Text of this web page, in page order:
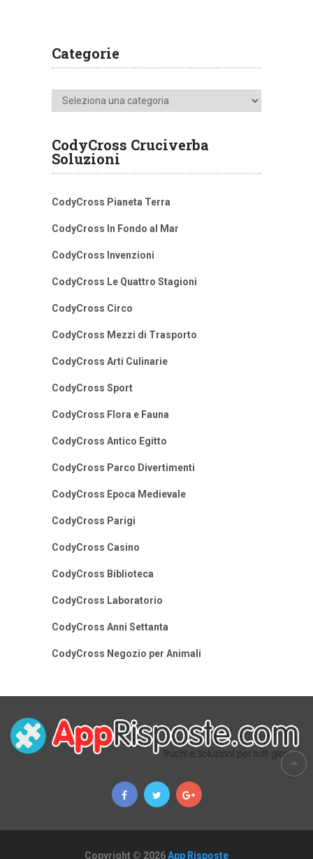
Categorie
Categorie
CodyCross Cruciverba
Soluzioni
CodyCross Pianeta Terra
CodyCross In Fondo al Mar
CodyCross Invenzioni
CodyCross Le Quattro Stagioni
CodyCross Circo
CodyCross Mezzi di Trasporto
CodyCross Arti Culinarie
CodyCross Sport
CodyCross Flora e Fauna
CodyCross Antico Egitto
CodyCross Parco Divertimenti
CodyCross Epoca Medievale
CodyCross Parigi
CodyCross Casino
CodyCross Biblioteca
CodyCross Laboratorio
CodyCross Anni Settanta
CodyCross Negozio per Animali
Copyright © 2026App Risposte